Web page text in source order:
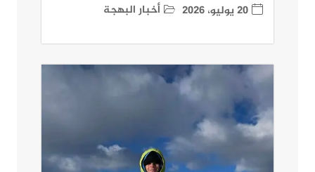
20 يوليو، 2026 أخبار البهجة